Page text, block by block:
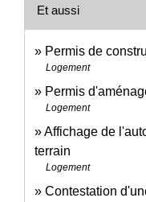
Et aussi
Permis de
Logement
Permis
Logement
Affichage de
terrain
Logement
Contestation